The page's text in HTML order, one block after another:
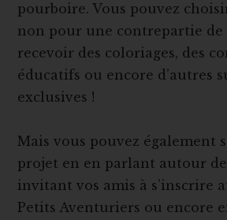
pourboire. Vous pouvez
non pour une contrepartie
recevoir des coloriages, des
éducatifs ou encore d’autres
exclusives !
Mais vous pouvez également
projet en en parlant autour
invitant vos amis à s’inscrire
Petits Aventuriers ou encore